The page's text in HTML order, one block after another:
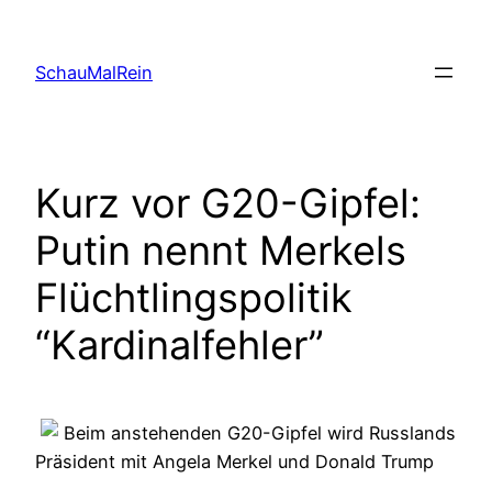
content
SchauMalRein
Kurz vor G20-Gipfel:
Putin nennt Merkels
Flüchtlingspolitik
“Kardinalfehler”
Beim anstehenden G20-Gipfel wird Russlands
Präsident mit Angela Merkel und Donald Trump